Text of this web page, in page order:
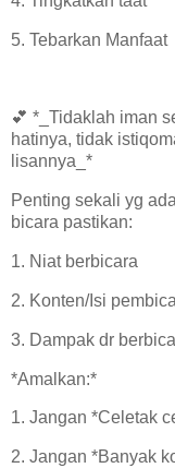
5. Tebarkan Manfaat
💕 *_Tidaklah iman
hatinya, tidak
lisannya_*
Penting sekali yg
bicara pastikan:
1. Niat berbicara
2. Konten/Isi
3. Dampak dr
*Amalkan:*
1. Jangan *Celetak
2. Jangan *Banyak